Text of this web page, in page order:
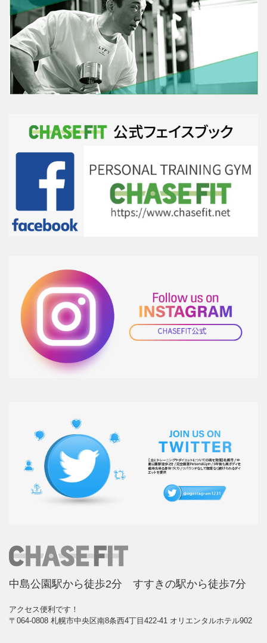
中島公園駅から徒歩2分 すすきの駅から徒歩7分
アクセス便利です！
〒064-0808 札幌市中央区南8条西4丁目422-41 オリエンタルホテル902